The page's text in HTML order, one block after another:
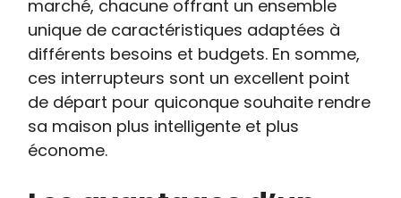
marché, chacune offrant un ensemble
unique de caractéristiques adaptées à
différents besoins et budgets. En somme,
ces interrupteurs sont un excellent point
de départ pour quiconque souhaite rendre
sa maison plus intelligente et plus
économe.